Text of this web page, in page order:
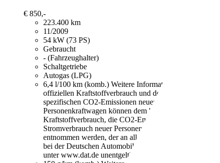
€ 850,-
223.400 km
11/2009
54 kW (73 PS)
Gebraucht
- (Fahrzeughalter)
Schaltgetriebe
Autogas (LPG)
6,4 l/100 km (komb.) Weitere Informationen zum
offiziellen Kraftstoffverbrauch und den offiziellen
spezifischen CO2-Emissionen neuer
Personenkraftwagen können dem "Leitfaden über den
Kraftstoffverbrauch, die CO2-Emissionen und den
Stromverbrauch neuer Personenkraftwagen"
entnommen werden, der an allen Verkaufsstellen und
bei der Deutschen Automobil Treuhand GmbH
unter www.dat.de unentgeltlich erhältlich ist.